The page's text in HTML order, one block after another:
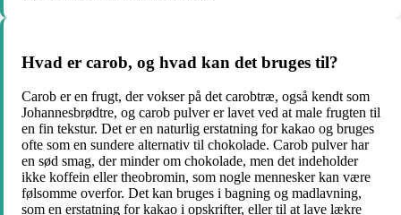
Hvad er carob, og hvad kan det bruges til?
Carob er en frugt, der vokser på det carobtræ, også kendt som
Johannesbrødtre, og carob pulver er lavet ved at male frugten til
en fin tekstur. Det er en naturlig erstatning for kakao og bruges
ofte som en sundere alternativ til chokolade. Carob pulver har
en sød smag, der minder om chokolade, men det indeholder
ikke koffein eller theobromin, som nogle mennesker kan være
følsomme overfor. Det kan bruges i bagning og madlavning,
som en erstatning for kakao i opskrifter, eller til at lave lækre